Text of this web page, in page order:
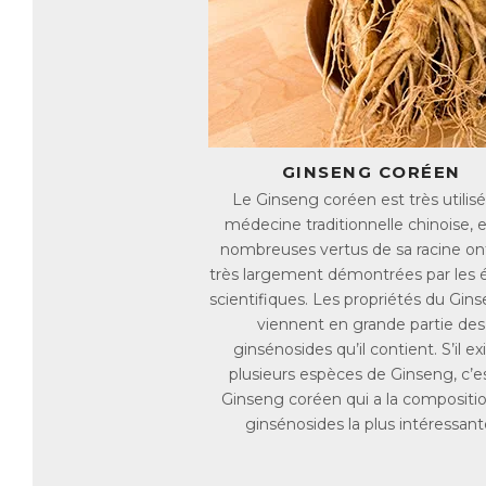
la
GINSENG CORÉEN
Le Ginseng coréen est très
médecine traditionnelle chinoise,
nombreuses vertus de sa racine
très largement démontrées par les
scientifiques. Les propriétés du
viennent en grande partie des
ginsénosides qu’il contient. S’il
plusieurs espèces de Ginseng,
Ginseng coréen qui a la
ginsénosides la plus